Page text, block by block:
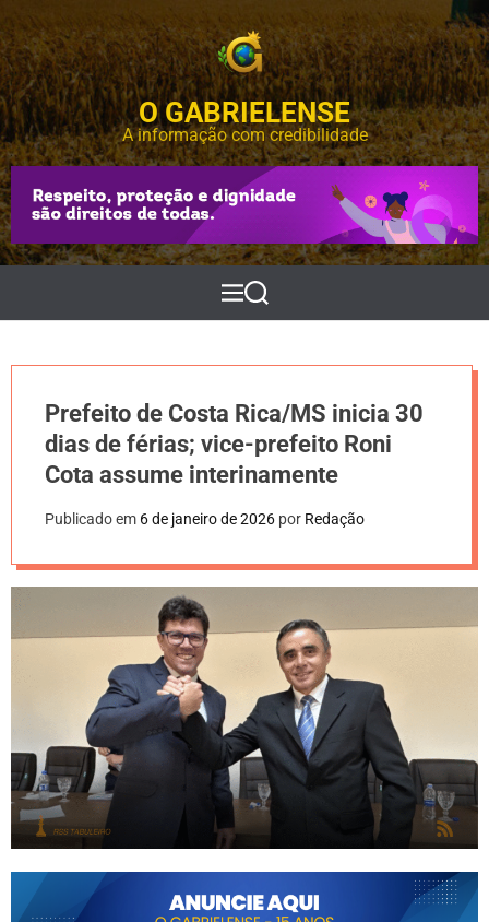
k
p
t
o
c
o
n
t
e
O GABRIELENSE
A informação com credibilidade
M
e
P
e
s
r
Prefeito de Costa Rica/MS inicia 30
dias de férias; vice-prefeito Roni
Cota assume interinamente
Publicado em 6 de janeiro de 2026 por Redação